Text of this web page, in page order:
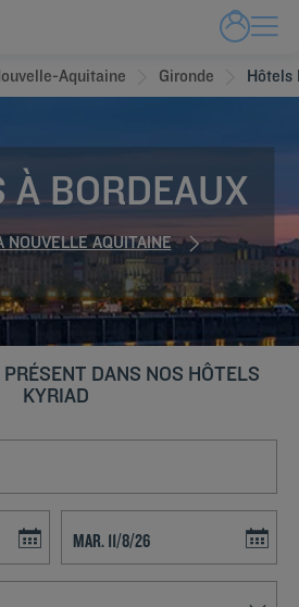
Aquitaine Gironde Hôtels
À BORDEAUX
NOUVELLE AQUITAINE
DANS NOS HÔTELS
KYRIAD